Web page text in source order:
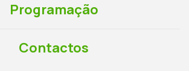
Programação
Contactos